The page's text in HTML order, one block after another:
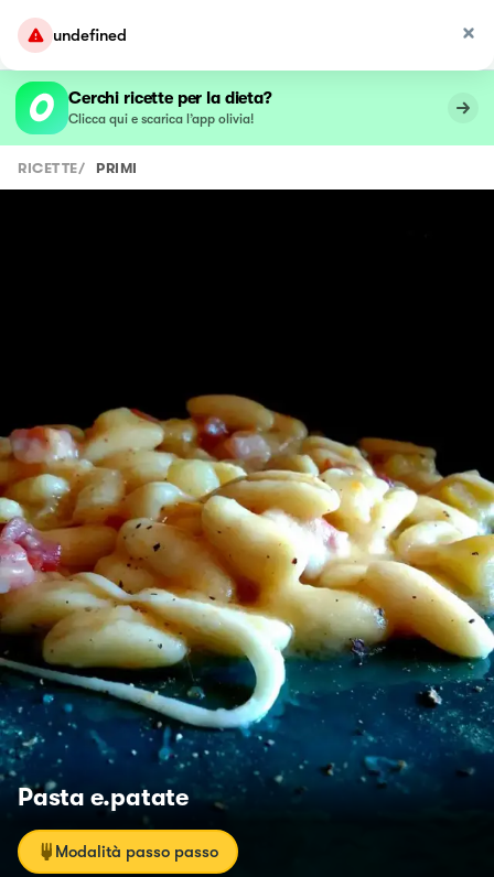
undefined
Cerchi ricette per la dieta?
Clicca qui e scarica l’app olivia!
RICETTE/ PRIMI
Pasta e.patate
Modalità passo passo